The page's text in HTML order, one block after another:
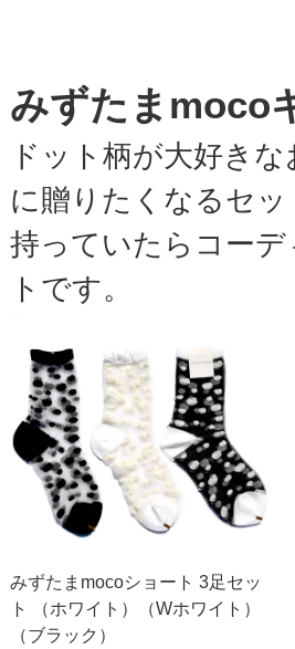
みずたまmoco
ドット柄が大好き
に贈りたくなるセッ
持っていたらコー
トです。
みずたまmocoショート 3足セッ
ト （ホワイト）（Wホワイト）
（ブラック）